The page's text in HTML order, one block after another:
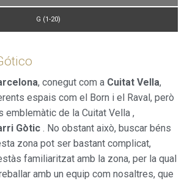
G (1-20)
, conegut com a Cuitat Vella,
espais com el Born i el Raval, però
emblemàtic de la Cuitat Vella ,
Gòtic . No obstant això, buscar béns
zona pot ser bastant complicat,
familiaritzat amb la zona, per la qual
amb un equip com nosaltres, que